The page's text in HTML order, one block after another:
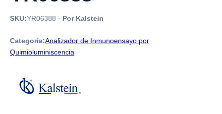
SKU:YR06388 · Por Kalstein
Categoría:Analizador de Inmunoensayo por
Quimioluminiscencia